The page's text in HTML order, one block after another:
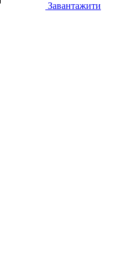
Завантажити